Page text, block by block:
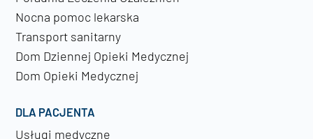
Nocna pomoc lekarska
Transport sanitarny
Dom Dziennej Opieki Medycznej
Dom Opieki Medycznej
DLA PACJENTA
Usługi medyczne